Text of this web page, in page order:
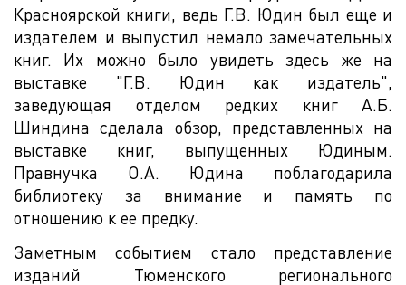
Красноярской книги, ведь Г.В. Юдин был еще и
издателем и выпустил немало замечательных
книг. Их можно было увидеть здесь же на
выставке "Г.В. Юдин как издатель",
заведующая отделом редких книг А.Б.
Шиндина сделала обзор, представленных на
выставке книг, выпущенных Юдиным.
Правнучка О.А. Юдина поблагодарила
библиотеку за внимание и память по
отношению к ее предку.
Заметным событием стало представление
изданий Тюменского регионального